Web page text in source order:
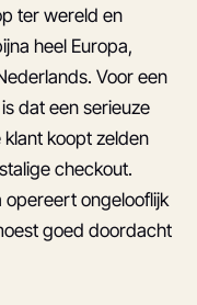
ter wereld en
heel Europa,
Voor een
dat een serieuze
koopt zelden
checkout.
opereert ongelooflijk
goed doordacht